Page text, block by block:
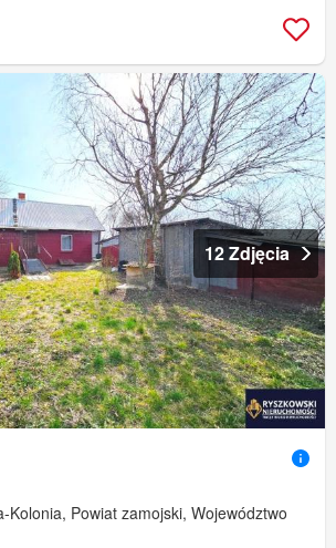
12 Zdjęcia
Kolonia, Powiat zamojski, Województwo